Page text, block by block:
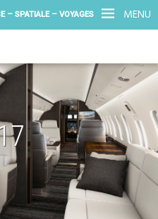
MENU
– SPATIALE – VOYAGES